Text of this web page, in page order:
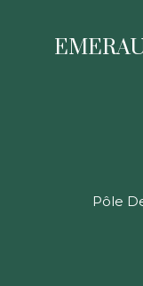
Pôle